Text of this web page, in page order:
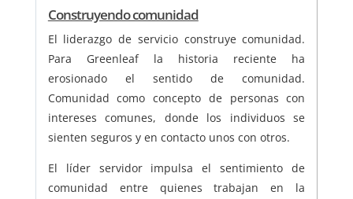
Construyendo comunidad
El liderazgo de servicio construye comunidad.
Para Greenleaf la historia reciente ha
erosionado el sentido de comunidad.
Comunidad como concepto de personas con
intereses comunes, donde los individuos se
sienten seguros y en contacto unos con otros.
El líder servidor impulsa el sentimiento de
comunidad entre quienes trabajan en la